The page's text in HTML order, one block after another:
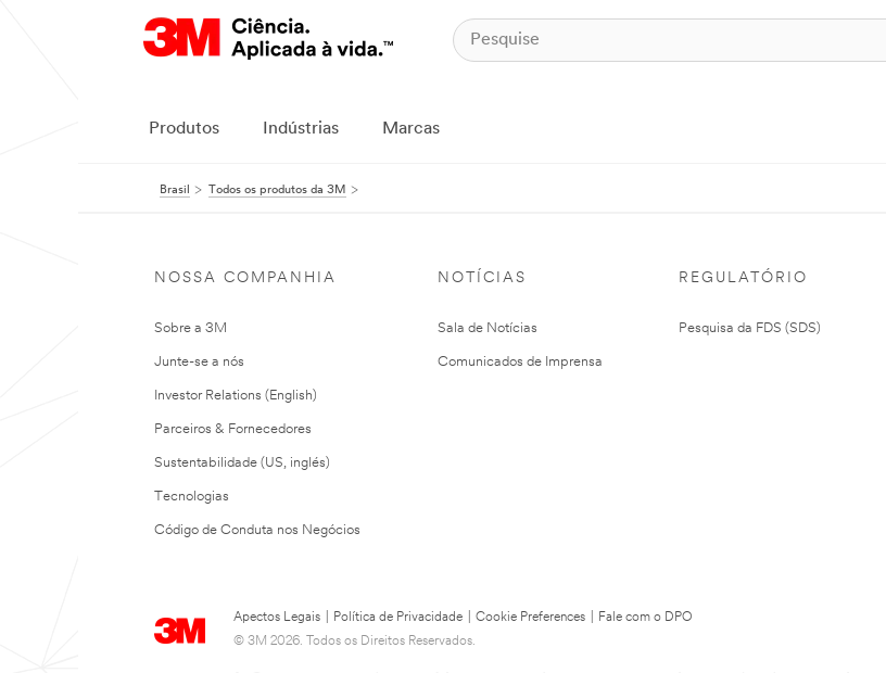
Produtos Indústrias Marcas
Brasil Todos os produtos da 3M
NOSSA COMPANHIA
Sobre a 3M
Junte-se a nós
Investor Relations (English)
Parceiros & Fornecedores
Sustentabilidade (US, inglés)
Tecnologias
Código de Conduta nos Negócios
NOTÍCIAS
Sala de Notícias
Comunicados de Imprensa
REGULATÓRIO
Pesquisa da FDS (SDS)
Apectos Legais Política de Privacidade Cookie Preferences
Fale com o DPO
© 3M 2026. Todos os Direitos Reservados.